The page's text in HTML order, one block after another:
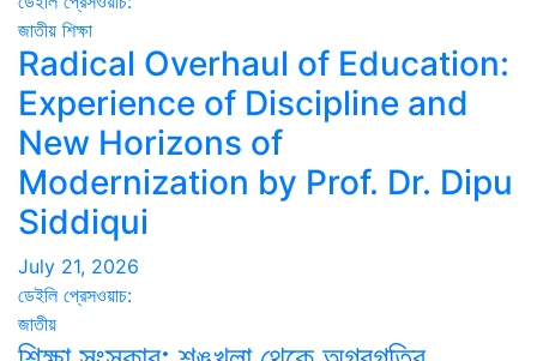
জাতীয় শিক্ষা
Radical Overhaul of Education:
Experience of Discipline and
New Horizons of
Modernization by Prof. Dr. Dipu
Siddiqui
July 21, 2026
ডেইলি প্রেসওয়াচ:
জাতীয়